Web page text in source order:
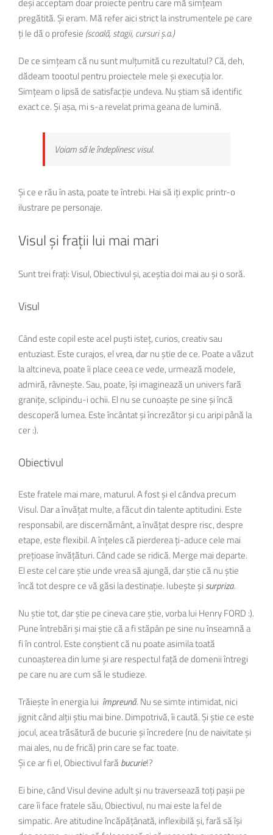
pregătită. Și eram. Mă refer aici strict la instrumentele pe care
ți le dă o profesie (scoală, stagii, cursuri ș.a.)
De ce simțeam că nu sunt mulțumită cu rezultatul? Că, deh,
dădeam toootul pentru proiectele mele și execuția lor.
Simțeam o lipsă de satisfacție undeva. Nu știam să identific
exact ce. Și așa, mi s-a revelat prima geana de lumină.
Voiam să le îndeplinesc visul.
Și ce e rău în asta, poate te întrebi. Hai să iți explic printr-o
ilustrare pe personaje.
Visul și frații lui mai mari
Sunt trei frați: Visul, Obiectivul și, aceștia doi mai au și o soră.
Visul
Când este copil este acel puști isteț, curios, creativ sau
entuziast. Este curajos, el vrea, dar nu știe de ce. Poate a văzut
la altcineva, poate îi place ceea ce vede, urmează modele,
admiră, râvnește. Sau, poate, își imaginează un univers fară
granițe, sclipindu-i ochii. El nu se cunoaște pe sine și încă
descoperă lumea. Este încântat și încrezător și cu aripi până la
cer :).
Obiectivul
Este fratele mai mare, maturul. A fost și el cândva precum
Visul. Dar a învățat multe, a făcut din talente aptitudini. Este
responsabil, are discernământ, a învățat despre risc, despre
etape, este flexibil. A înțeles că pierderea ți-aduce cele mai
prețioase învățături. Când cade se ridică. Merge mai departe.
El este cel care știe unde vrea să ajungă, dar știe că nu știe
încă tot despre ce vă găsi la destinație. Iubește și surpriza.
Nu știe tot, dar știe pe cineva care știe, vorba lui Henry FORD :).
Pune întrebări și mai știe că a fi stăpân pe sine nu înseamnă a
fi în control. Este conștient că nu poate asimila toată
cunoașterea din lume și are respectul față de domenii întregi
pe care nu are cum să le studieze.
Trăiește în energia lui împreună. Nu se simte intimidat, nici
jignit când alții știu mai bine. Dimpotrivă, îi caută. Și știe ce este
jocul, acea trăsătură de bucurie și încredere (nu de naivitate și
mai ales, nu de frică) prin care se fac toate.
Și ce ar fi el, Obiectivul farăbucurie!?
Ei bine, când Visul devine adult și nu traversează toți pașii pe
care îi face fratele său, Obiectivul, nu mai este la fel de
simpatic. Are atitudine încăpățânată, inflexibilă și, fară să își